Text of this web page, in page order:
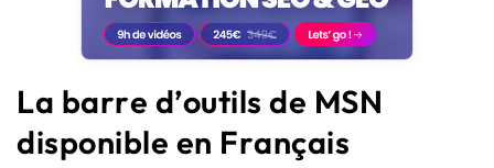
Plateforme
Solutions
Ressources
Audit SEO
La barre d’outils de MSN
disponible en Français